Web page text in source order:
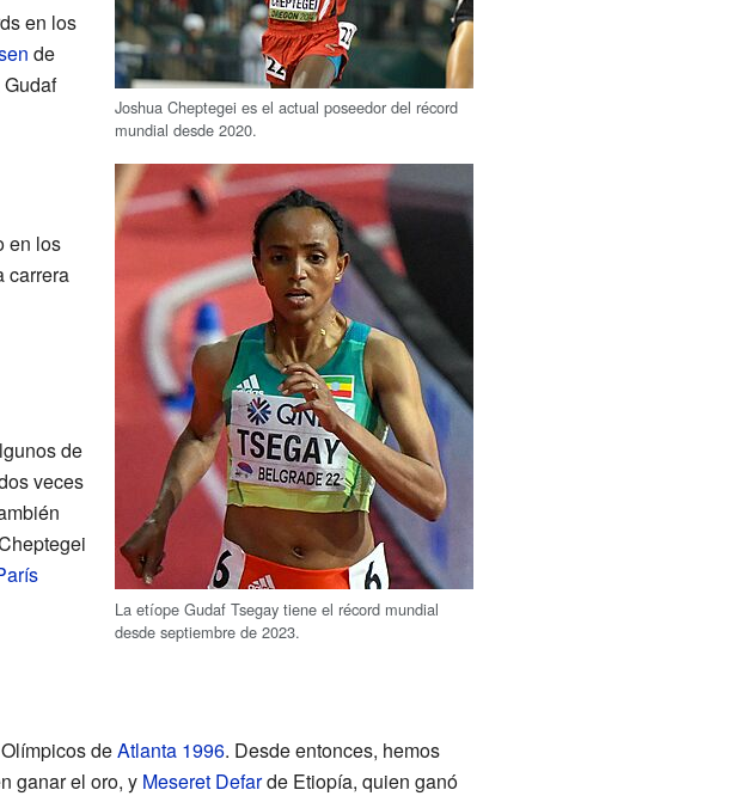
Joshua Cheptegei es el actual poseedor del récord
mundial desde 2020.
La etíope Gudaf Tsegay tiene el récord mundial
desde septiembre de 2023.
en los
de
en los
carrera
de
veces
deAtlanta 1996. Desde entonces, hemos
ganar el oro, y Meseret Defarde Etiopía, quien ganó